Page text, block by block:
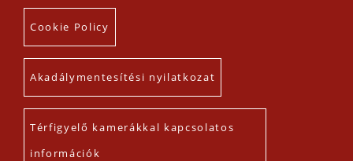
Cookie Policy
Akadálymentesítési nyilatkozat
Térfigyelő kamerákkal kapcsolatos
információk